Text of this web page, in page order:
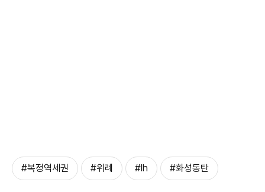
#복정역세권 #위례 #lh #화성동탄